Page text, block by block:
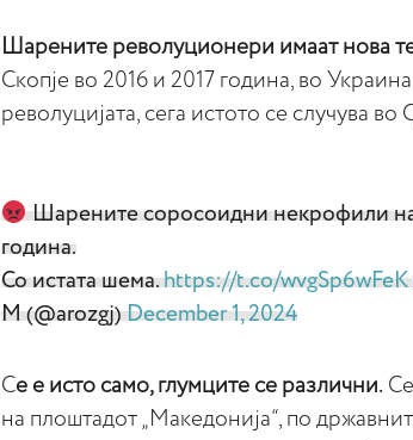
Шарените револуционери имаат нова
Скопје во 2016 и 2017 година, во
револуцијата, сега истото се случува во
Шарените соросоидни некрофили
година.
Со истата шема.https://t.co/wvgSp6wFeK
М (@arozgj)December 1, 2024
Се е исто само, глумците се различни.
на плоштадот „Македонија“, по